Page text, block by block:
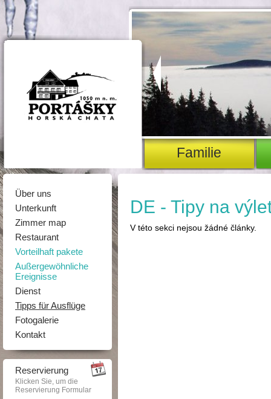
Familie
Über uns
Unterkunft
Zimmer map
Restaurant
Vorteilhaft pakete
Außergewöhnliche
Ereignisse
Dienst
Tipps für Ausflüge
Fotogalerie
Kontakt
Reservierung
Klicken Sie, um die
Reservierung Formular
DE - Tipy na
V této sekci nejsou žádné články.